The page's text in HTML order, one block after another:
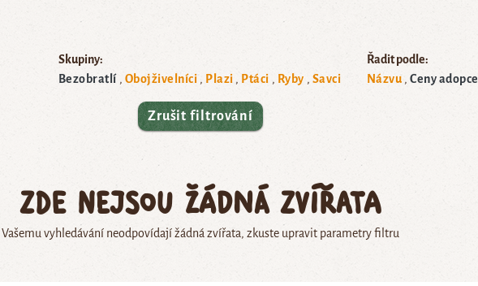
Skupiny:
Bezobratlí
Obojživelníci Plazi Ptáci Ryby Savci
Řadit podle:
Názvu
Ceny adopce
Zrušit filtrování
Zde nejsou žádná zvířata
Vašemu vyhledávání neodpovídají žádná zvířata, zkuste upravit parametry filtru